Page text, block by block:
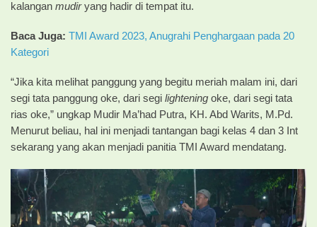
kalangan mudiryang hadir di tempat itu.
Baca Juga: TMI Award 2023, Anugrahi Penghargaan pada 20
Kategori
“Jika kita melihat panggung yang begitu meriah malam ini, dari
segi tata panggung oke, dari segi lightening oke, dari segi tata
rias oke,” ungkap Mudir Ma’had Putra, KH. Abd Warits, M.Pd.
Menurut beliau, hal ini menjadi tantangan bagi kelas 4 dan 3 Int
sekarang yang akan menjadi panitia TMI Award mendatang.